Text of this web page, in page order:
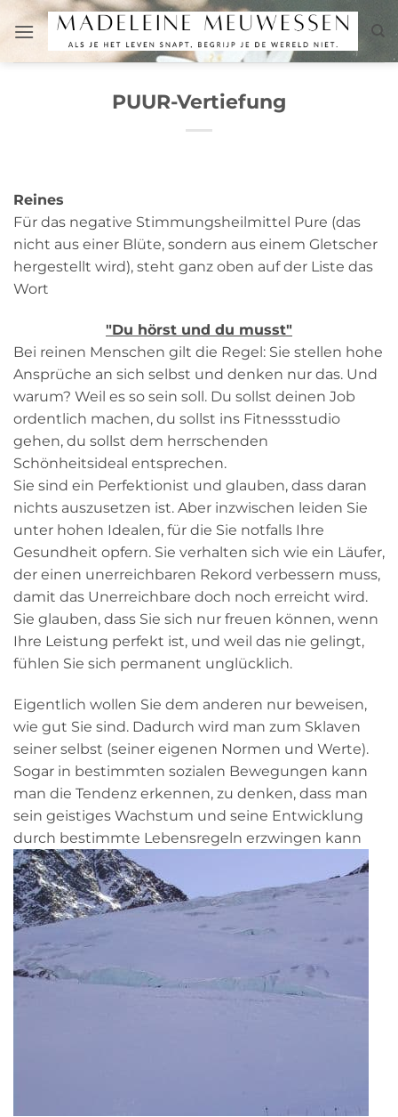
Inhalt
springen
PUUR-Vertiefung
Reines
Für das negative Stimmungsheilmittel Pure (das
nicht aus einer Blüte, sondern aus einem Gletscher
hergestellt wird), steht ganz oben auf der Liste das
Wort
"Du hörst und du musst"
Bei reinen Menschen gilt die Regel: Sie stellen hohe
Ansprüche an sich selbst und denken nur das. Und
warum? Weil es so sein soll. Du sollst deinen Job
ordentlich machen, du sollst ins Fitnessstudio
gehen, du sollst dem herrschenden
Schönheitsideal entsprechen.
Sie sind ein Perfektionist und glauben, dass daran
nichts auszusetzen ist. Aber inzwischen leiden Sie
unter hohen Idealen, für die Sie notfalls Ihre
Gesundheit opfern. Sie verhalten sich wie ein Läufer,
der einen unerreichbaren Rekord verbessern muss,
damit das Unerreichbare doch noch erreicht wird.
Sie glauben, dass Sie sich nur freuen können, wenn
Ihre Leistung perfekt ist, und weil das nie gelingt,
fühlen Sie sich permanent unglücklich.
Eigentlich wollen Sie dem anderen nur beweisen,
wie gut Sie sind. Dadurch wird man zum Sklaven
seiner selbst (seiner eigenen Normen und Werte).
Sogar in bestimmten sozialen Bewegungen kann
man die Tendenz erkennen, zu denken, dass man
sein geistiges Wachstum und seine Entwicklung
durch bestimmte Lebensregeln erzwingen kann